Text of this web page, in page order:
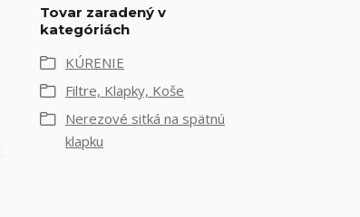
Tovar zaradený v
kategóriách
KÚRENIE
Filtre, Klapky, Koše
Nerezové sitká na spätnú
klapku